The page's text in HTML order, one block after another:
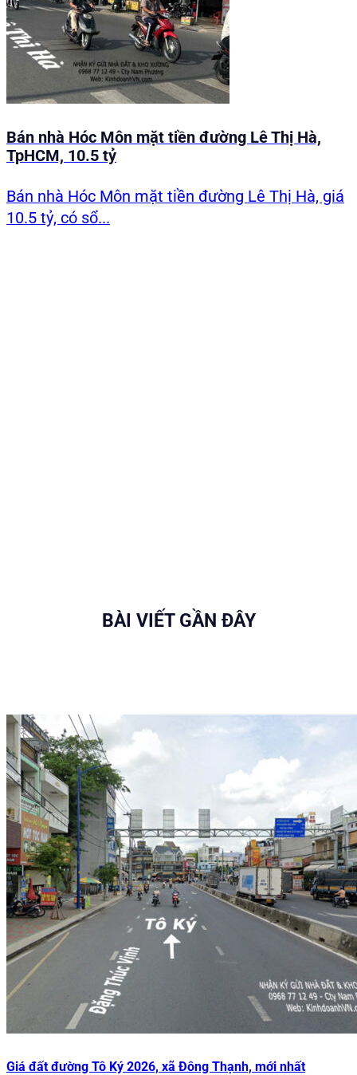
Bán nhà Hóc Môn mặt tiền đường Lê Thị Hà,
TpHCM, 10.5 tỷ
Bán nhà Hóc Môn mặt tiền đường Lê Thị Hà, giá
10.5 tỷ, có sổ...
BÀI VIẾT GẦN ĐÂY
Giá đất đường Tô Ký 2026, xã Đông Thạnh, mới nhất